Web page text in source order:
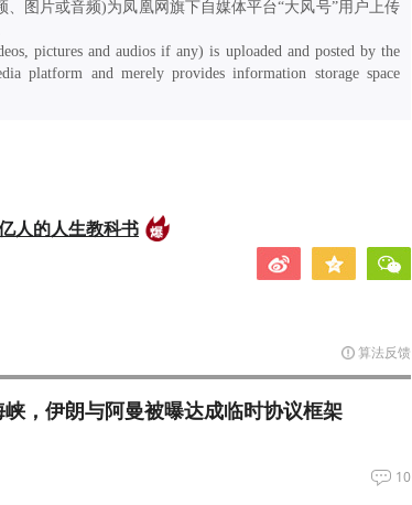
图片或音频)为凤凰网旗下自媒体平台“大风号”用户上传
pictures and audios if any) is uploaded and posted by the
platform and merely provides information storage space
人的人生教科书
算法反馈
，伊朗与阿曼被曝达成临时协议框架
10